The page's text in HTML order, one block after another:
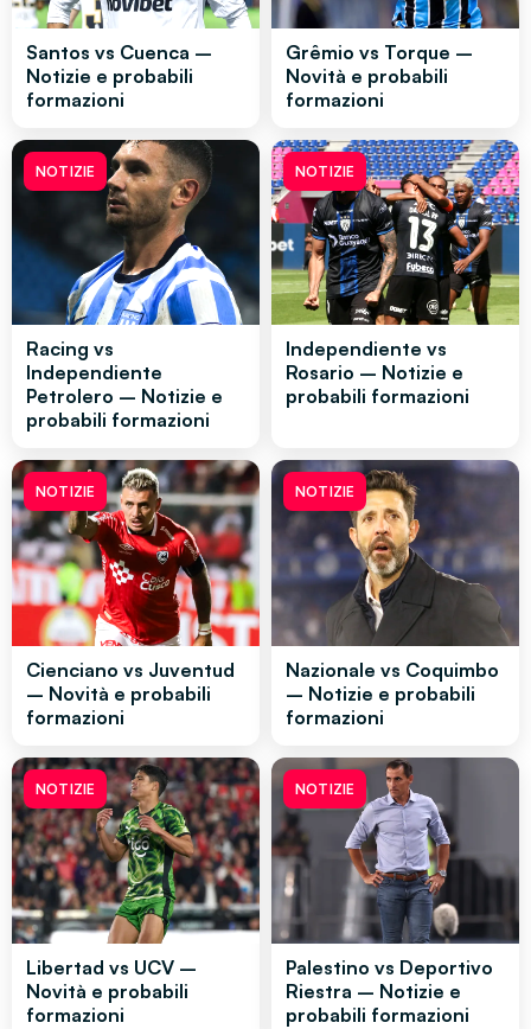
Santos vs Cuenca –
Notizie e probabili
formazioni
Grêmio vs Torque –
Novità e probabili
formazioni
NOTIZIE
Racing vs
Independiente
Petrolero – Notizie e
probabili formazioni
NOTIZIE
Independiente vs
Rosario – Notizie e
probabili formazioni
NOTIZIE
Cienciano vs Juventud
– Novità e probabili
formazioni
NOTIZIE
Nazionale vs Coquimbo
– Notizie e probabili
formazioni
NOTIZIE
Libertad vs UCV –
Novità e probabili
formazioni
NOTIZIE
Palestino vs Deportivo
Riestra – Notizie e
probabili formazioni